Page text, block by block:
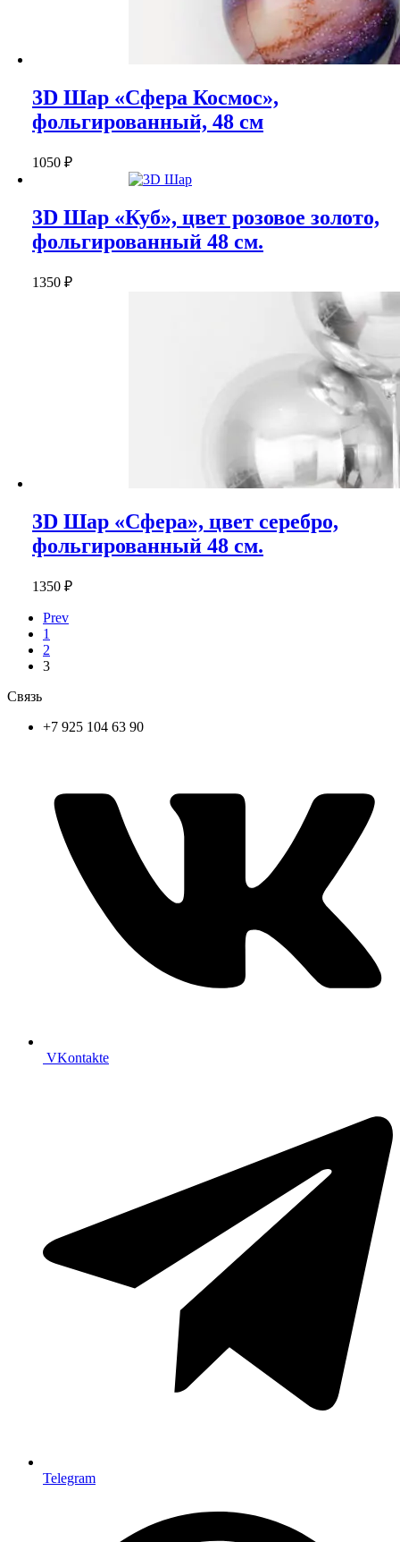
3D Шар «Сфера Космос»,
фольгированный, 48 см
1050 ₽
3D Шар «Куб», цвет розовое золото,
фольгированный 48 см.
1350 ₽
3D Шар «Сфера», цвет серебро,
фольгированный 48 см.
1350 ₽
Prev
1
2
3
Связь
+7 925 104 63 90
VKontakte
Telegram